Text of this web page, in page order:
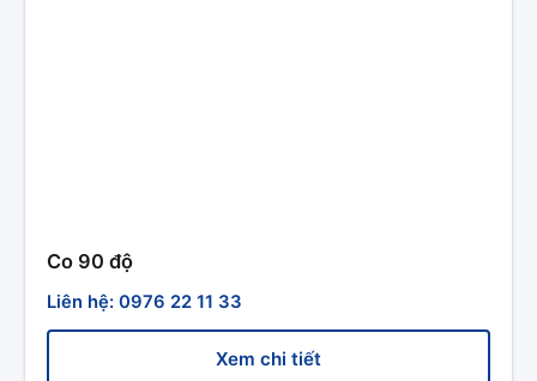
Co 90 độ
Liên hệ: 0976 22 11 33
Xem chi tiết